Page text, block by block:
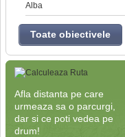
Alba
Toate obiectivele
Afla distanta pe care
urmeaza sa o parcurgi,
dar si ce poti vedea pe
drum!